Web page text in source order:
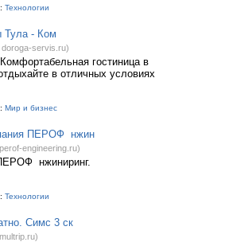
Технологии
Тула - Ком
servis.ru)
гостиница в
в отличных условиях
Мир и бизнес
ПЕРОФ нжин
engineering.ru)
нжиниринг.
Технологии
Симс 3 ск